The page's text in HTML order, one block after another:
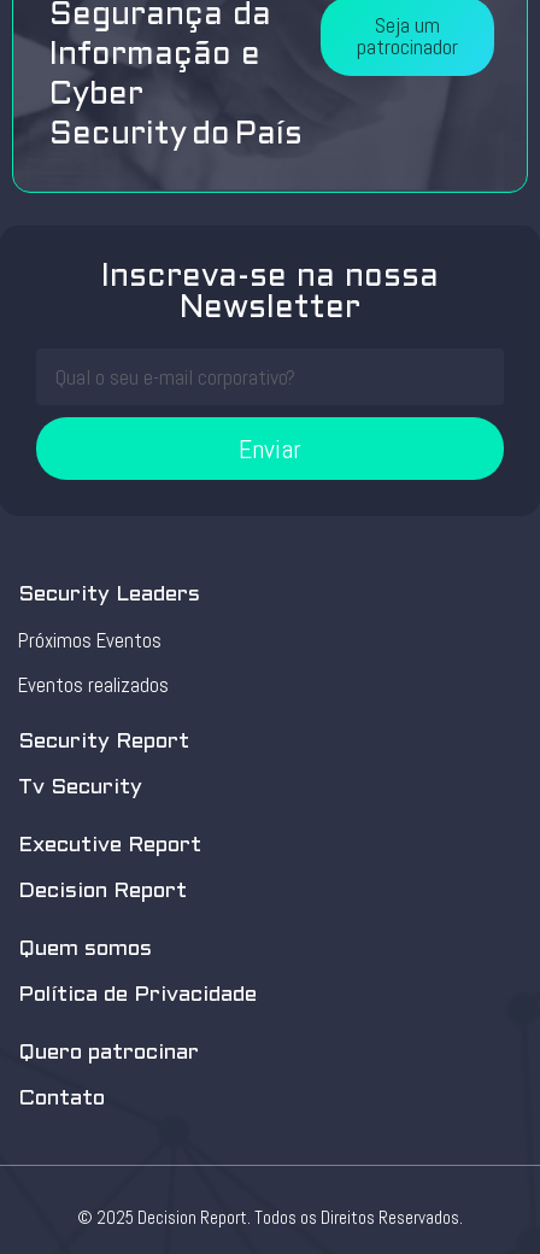
Segurança da
Informação e
Cyber
Security do País
Seja um
patrocinador
Inscreva-se na nossa
Newsletter
Enviar
Security Leaders
Próximos Eventos
Eventos realizados
Security Report
Tv Security
Executive Report
Decision Report
Quem somos
Política de Privacidade
Quero patrocinar
Contato
© 2025 Decision Report. Todos os Direitos Reservados.